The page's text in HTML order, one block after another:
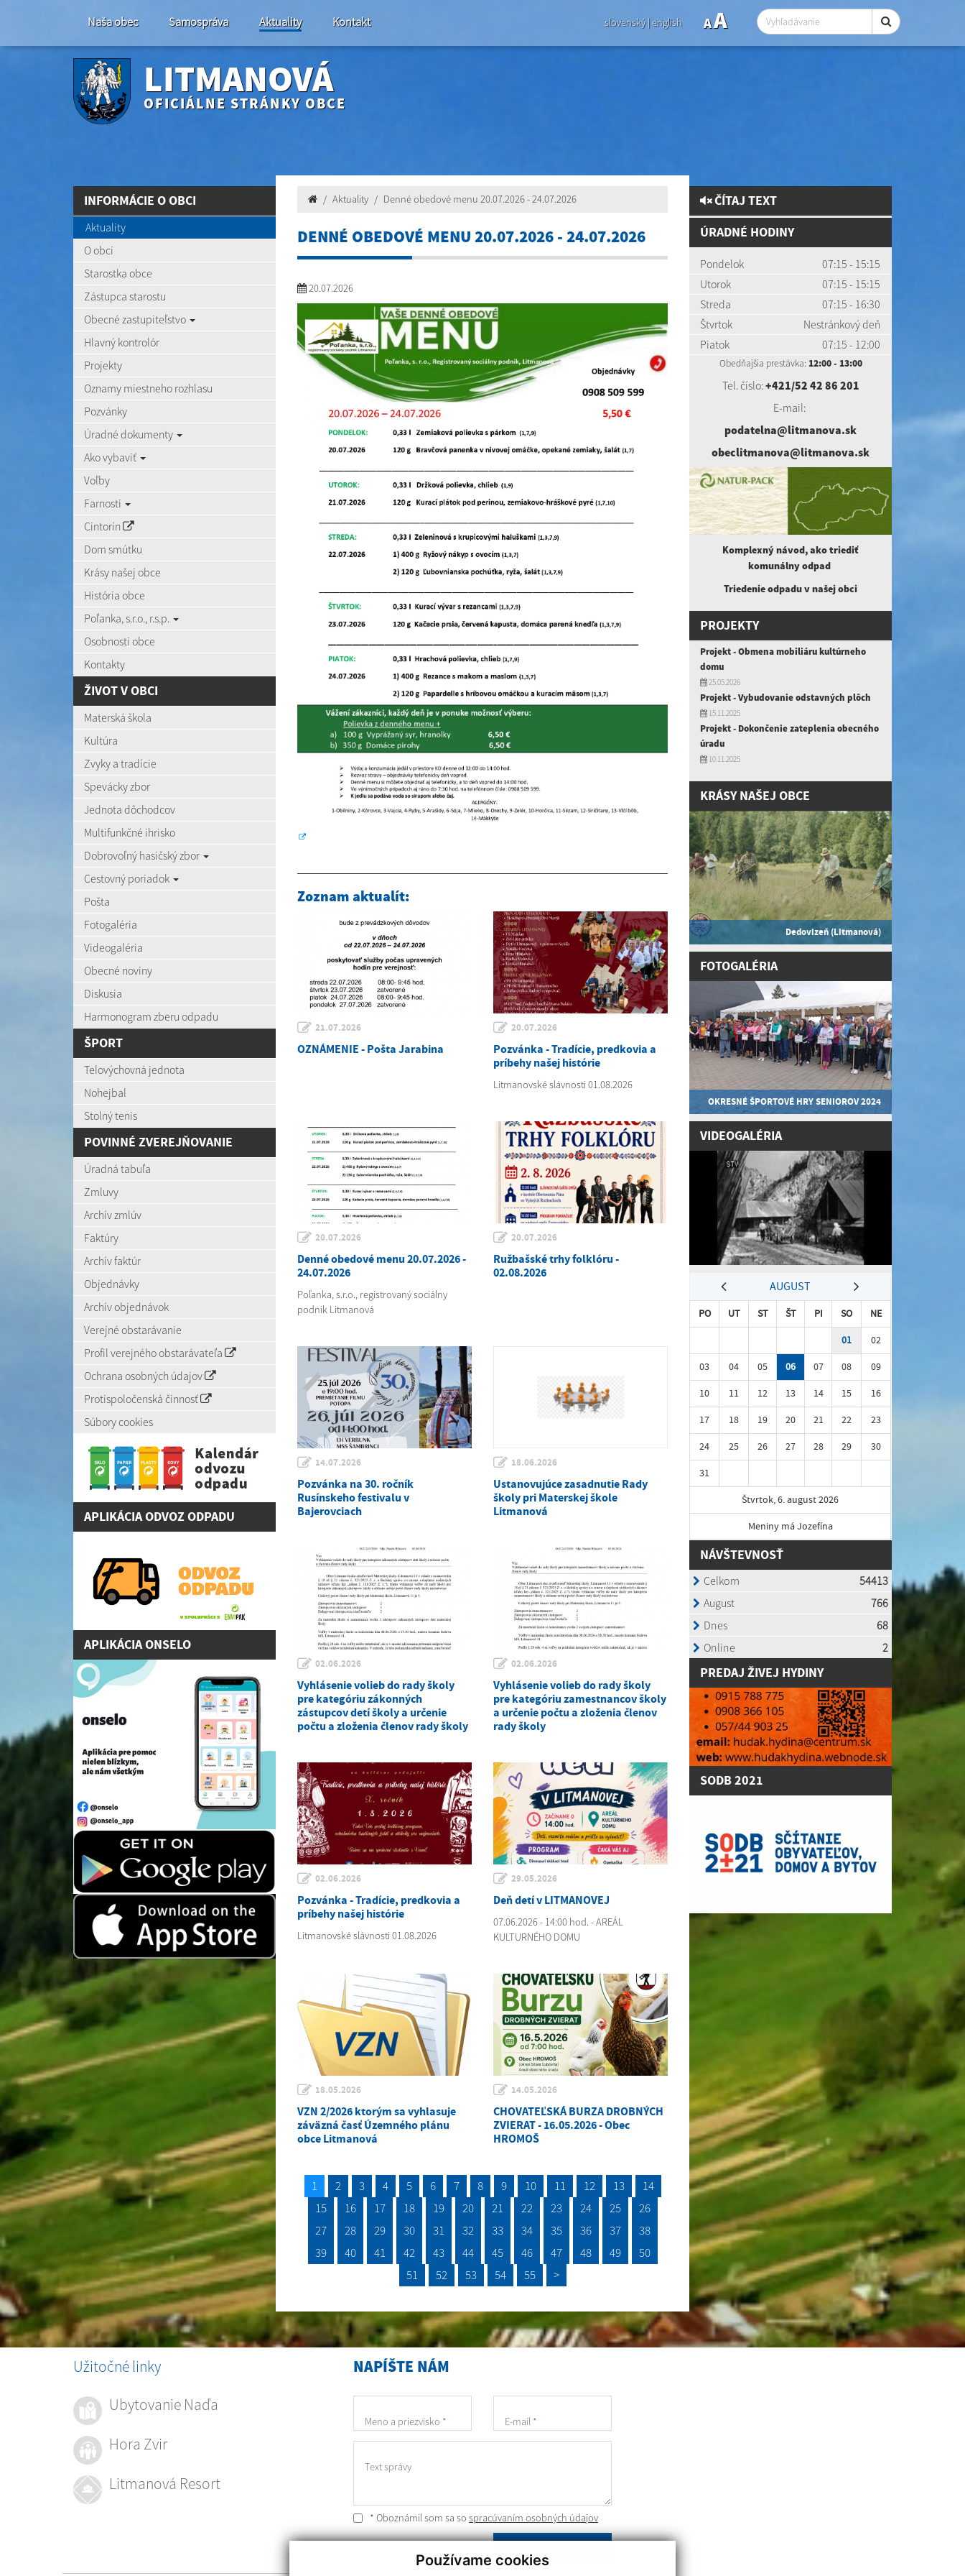
Používame cookies
Naša obec Samospráva Aktuality Kontakt slovenský|english AA
LITMANOVÁ
OFICIÁLNE STRÁNKY OBCE
INFORMÁCIE O OBCI
Aktuality
O obci
Starostka obce
Zástupca starostu
Obecné zastupiteľstvo
Hlavný kontrolór
Projekty
Oznamy miestneho rozhlasu
Pozvánky
Úradné dokumenty
Ako vybaviť
Voľby
Farnosti
Cintorín
Dom smútku
Krásy našej obce
História obce
Poľanka, s.r.o., r.s.p.
Osobnosti obce
Kontakty
ŽIVOT V OBCI
Materská škola
Kultúra
Zvyky a tradície
Spevácky zbor
Jednota dôchodcov
Multifunkčné ihrisko
Dobrovoľný hasičský zbor
Cestovný poriadok
Pošta
Fotogaléria
Videogaléria
Obecné noviny
Diskusia
Harmonogram zberu odpadu
ŠPORT
Telovýchovná jednota
Nohejbal
Stolný tenis
POVINNÉ ZVEREJŇOVANIE
Úradná tabuľa
Zmluvy
Archív zmlúv
Faktúry
Archív faktúr
Objednávky
Archív objednávok
Verejné obstarávanie
Profil verejného obstarávateľa
Ochrana osobných údajov
Protispoločenská činnosť
Súbory cookies
APLIKÁCIA ODVOZ ODPADU
APLIKÁCIA ONSELO
Aktuality Denné obedové menu 20.07.2026 - 24.07.2026
DENNÉ OBEDOVÉ MENU 20.07.2026 - 24.07.2026
20.07.2026
Zoznam aktualít:
21.07.2026
OZNÁMENIE - Pošta Jarabina
20.07.2026
Pozvánka - Tradície, predkovia a
príbehy našej histórie
Litmanovské slávnosti 01.08.2026
20.07.2026
Denné obedové menu 20.07.2026 -
24.07.2026
Poľanka, s.r.o., registrovaný sociálny
podnik Litmanová
20.07.2026
Ružbašské trhy folklóru -
02.08.2026
14.07.2026
Pozvánka na 30. ročník
Rusínskeho festivalu v
Bajerovciach
18.06.2026
Ustanovujúce zasadnutie Rady
školy pri Materskej škole
Litmanová
02.06.2026
Vyhlásenie volieb do rady školy
pre kategóriu zákonných
zástupcov detí školy a určenie
počtu a zloženia členov rady školy
02.06.2026
Vyhlásenie volieb do rady školy
pre kategóriu zamestnancov školy
a určenie počtu a zloženia členov
rady školy
02.06.2026
Pozvánka - Tradície, predkovia a
príbehy našej histórie
Litmanovské slávnosti 01.08.2026
29.05.2026
Deň detí v LITMANOVEJ
07.06.2026 - 14:00 hod. - AREÁL
KULTURNÉHO DOMU
18.05.2026
VZN 2/2026 ktorým sa vyhlasuje
záväzná časť Územného plánu
obce Litmanová
14.05.2026
CHOVATEĽSKÁ BURZA DROBNÝCH
ZVIERAT - 16.05.2026 - Obec
HROMOŠ
1 2 3 4 5 6 7 8 9 10 11 12 13
14
15
16 17 18 19 20 21 22 23 24 25
26
27
28 29 30 31 32 33 34 35 36 37
38
39
40 41 42 43 44 45 46 47 48 49
50
51
52 53 54 55 >
ČÍTAJ TEXT
ÚRADNÉ HODINY
Pondelok
07:15 - 15:15
Utorok
07:15 - 15:15
Streda
07:15 - 16:30
Štvrtok
Nestránkový deň
Piatok
07:15 - 12:00
Obedňajšia prestávka: 12:00 - 13:00
Tel. číslo:+421/52 42 86 201
E-mail:
podatelna@litmanova.sk
obeclitmanova@litmanova.sk
Komplexný návod, ako triediť
komunálnyodpad
Triedenie odpadu v našej obci
PROJEKTY
Projekt - Obmena mobiliáru kultúrneho
domu
25.05.2026
Projekt - Vybudovanie odstavných plôch
15.11.2025
Projekt - Dokončenie zateplenia obecného
úradu
10.11.2025
KRÁSY NAŠEJ OBCE
Dedovizeň (Litmanová)
FOTOGALÉRIA
OKRESNÉ ŠPORTOVÉ HRY SENIOROV 2024
VIDEOGALÉRIA
AUGUST
PO UT ST ŠT PI SO
NE
01
02
03
04 05 06 07 08
09
10
11 12 13 14 15
16
17
18 19 20 21 22
23
24
25 26 27 28 29
30
31
Štvrtok, 6. august 2026
Meniny má Jozefína
NÁVŠTEVNOSŤ
PREDAJ ŽIVEJ HYDINY
SODB 2021
NAPÍŠTE NÁM
Meno a priezvisko * E-mail *
Text správy
* Oboznámil som sa so spracúvaním osobných údajov
Užitočné linky
Ubytovanie Naďa
Hora Zvir
Litmanová Resort